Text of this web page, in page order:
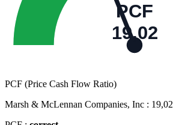
PCF
19,02
PCF (Price Cash Flow Ratio)
Marsh & McLennan Companies, Inc : 19,02